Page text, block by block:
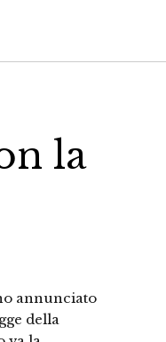
la
annunciato
della